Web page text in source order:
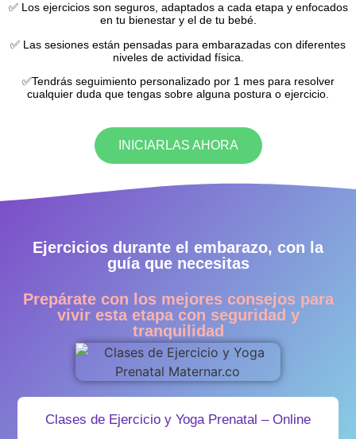
✅ Los ejercicios son seguros, adaptados a cada etapa y enfocados
en tu bienestar y el de tu bebé.
✅ Las sesiones están pensadas para embarazadas con diferentes
niveles de actividad física.
✅Tendrás seguimiento personalizado por 1 mes para resolver
cualquier duda que tengas sobre alguna postura o ejercicio.
INICIARLAS AHORA
Ejercicios durante el embarazo, con la
guía que necesitas
Prepárate con los mejores consejos para
vivir esta etapa con seguridad y
tranquilidad
Clases de Ejercicio y Yoga Prenatal – Online